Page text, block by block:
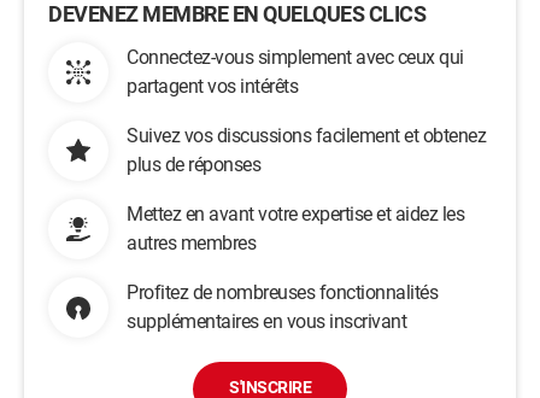
DEVENEZ MEMBRE EN QUELQUES CLICS
Connectez-vous simplement avec ceux qui
partagent vos intérêts
Suivez vos discussions facilement et obtenez
plus de réponses
Mettez en avant votre expertise et aidez les
autres membres
Profitez de nombreuses fonctionnalités
supplémentaires en vous inscrivant
S'INSCRIRE